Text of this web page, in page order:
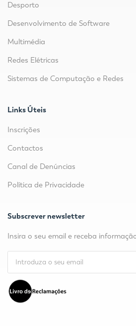
Desporto
Desenvolvimento de Software
Multimédia
Redes Elétricas
Sistemas de Computação e Redes
Links Úteis
Inscrições
Contactos
Canal de Denúncias
Política de Privacidade
Subscrever newsletter
Insira o seu email e receba